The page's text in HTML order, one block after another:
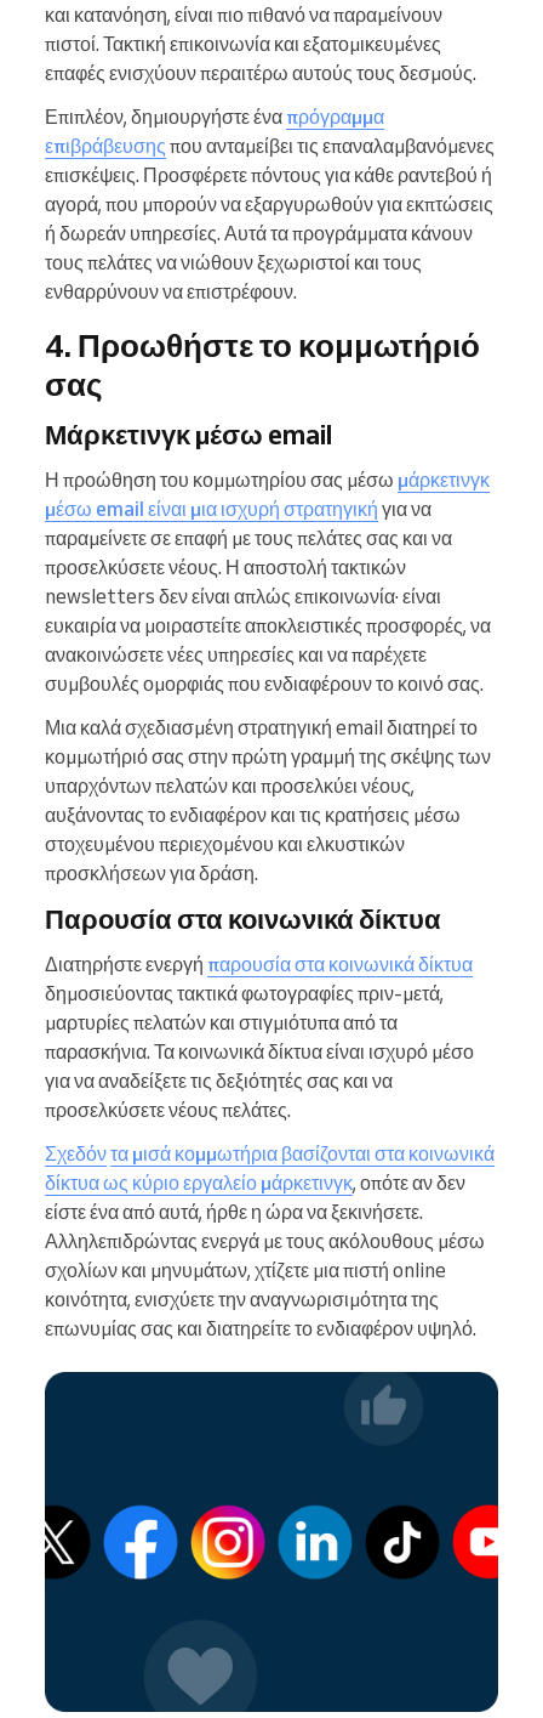
και κατανόηση, είναι πιο πιθανό να παραμείνουν
πιστοί. Τακτική επικοινωνία και εξατομικευμένες
επαφές ενισχύουν περαιτέρω αυτούς τους δεσμούς.
Επιπλέον, δημιουργήστε ένα πρόγραμμα
επιβράβευσης που ανταμείβει τις επαναλαμβανόμενες
επισκέψεις. Προσφέρετε πόντους για κάθε ραντεβού ή
αγορά, που μπορούν να εξαργυρωθούν για εκπτώσεις
ή δωρεάν υπηρεσίες. Αυτά τα προγράμματα κάνουν
τους πελάτες να νιώθουν ξεχωριστοί και τους
ενθαρρύνουν να επιστρέφουν.
4. Προωθήστε το κομμωτήριό
σας
Μάρκετινγκ μέσω email
Η προώθηση του κομμωτηρίου σας μέσω μάρκετινγκ
μέσω email είναι μια ισχυρή στρατηγική για να
παραμείνετε σε επαφή με τους πελάτες σας και να
προσελκύσετε νέους. Η αποστολή τακτικών
newsletters δεν είναι απλώς επικοινωνία· είναι
ευκαιρία να μοιραστείτε αποκλειστικές προσφορές, να
ανακοινώσετε νέες υπηρεσίες και να παρέχετε
συμβουλές ομορφιάς που ενδιαφέρουν το κοινό σας.
Μια καλά σχεδιασμένη στρατηγική email διατηρεί το
κομμωτήριό σας στην πρώτη γραμμή της σκέψης των
υπαρχόντων πελατών και προσελκύει νέους,
αυξάνοντας το ενδιαφέρον και τις κρατήσεις μέσω
στοχευμένου περιεχομένου και ελκυστικών
προσκλήσεων για δράση.
Παρουσία στα κοινωνικά δίκτυα
Διατηρήστε ενεργή παρουσία στα κοινωνικά δίκτυα
δημοσιεύοντας τακτικά φωτογραφίες πριν-μετά,
μαρτυρίες πελατών και στιγμιότυπα από τα
παρασκήνια. Τα κοινωνικά δίκτυα είναι ισχυρό μέσο
για να αναδείξετε τις δεξιότητές σας και να
προσελκύσετε νέους πελάτες.
Σχεδόντα μισά κομμωτήρια βασίζονται στα κοινωνικά
δίκτυα ως κύριο εργαλείο μάρκετινγκ, οπότε αν δεν
είστε ένα από αυτά, ήρθε η ώρα να ξεκινήσετε.
Αλληλεπιδρώντας ενεργά με τους ακόλουθους μέσω
σχολίων και μηνυμάτων, χτίζετε μια πιστή online
κοινότητα, ενισχύετε την αναγνωρισιμότητα της
επωνυμίας σας και διατηρείτε το ενδιαφέρον υψηλό.